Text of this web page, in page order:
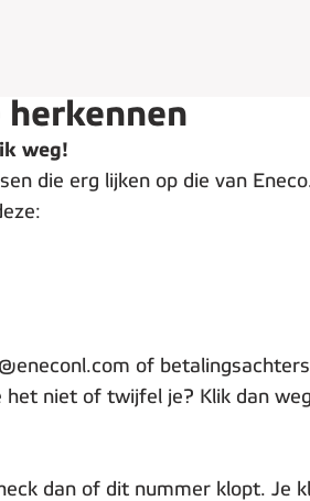
herkennen
weg!
die erg lijken op die van
of
het niet of twijfel je? Klik dan
dan of dit nummer klopt. Je